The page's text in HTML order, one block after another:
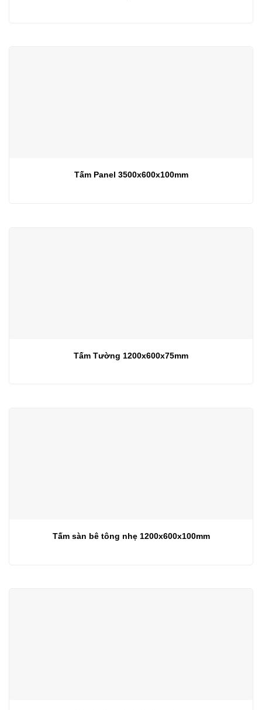
Tấm Panel 3500x600x100mm
Tấm Tường 1200x600x75mm
Tấm sàn bê tông nhẹ 1200x600x100mm